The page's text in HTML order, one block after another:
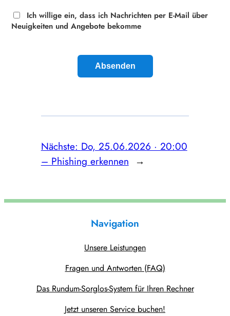
Ich willige ein, dass ich Nachrichten per E‑Mail über
Neuigkeiten und Angebote bekomme
Nächste: Do, 25.06.2026 · 20:00
– Phishing erkennen →
Navigation
Unsere Leistungen
Fragen und Antworten (FAQ)
Das Rundum-Sorglos-System für Ihren Rechner
Jetzt unseren Service buchen!